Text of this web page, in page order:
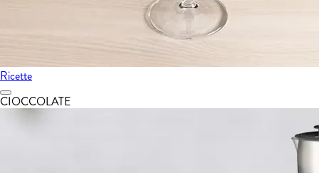
Ricette
CIOCCOLATE